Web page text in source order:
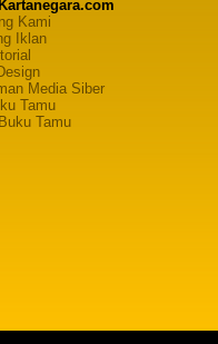
Kami
Iklan
Media Siber
Tamu
Tamu